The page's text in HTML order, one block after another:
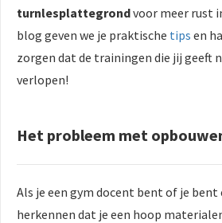
turnlesplattegrondvoor meer rust
blog geven we je praktische tips en
zorgen dat de trainingen die jij geeft
verlopen!
Het probleem met
Als je een gym docent bent of je
herkennen dat je een hoop